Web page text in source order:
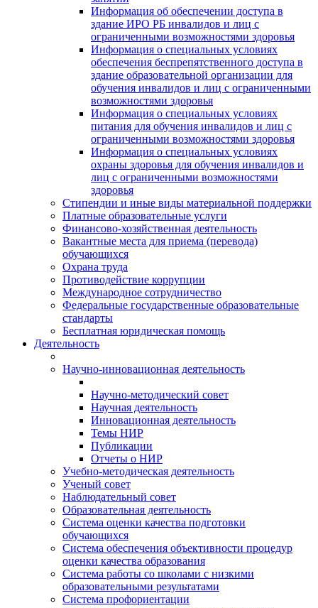
Информация об обеспечении доступа в
здание ИРО РБ инвалидов и лиц с
ограниченными возможностями здоровья
Информация о специальных условиях
обеспечения беспрепятственного доступа в
здание образовательной организации для
обучения инвалидов и лиц с ограниченными
возможностями здоровья
Информация о специальных условиях
питания для обучения инвалидов и лиц с
ограниченными возможностями здоровья
Информация о специальных условиях
охраны здоровья для обучения инвалидов и
лиц с ограниченными возможностями
здоровья
Стипендии и иные виды материальной поддержки
Платные образовательные услуги
Финансово-хозяйственная деятельность
Вакантные места для приема (перевода)
обучающихся
Охрана труда
Противодействие коррупции
Международное сотрудничество
Федеральные государственные образовательные
стандарты
Бесплатная юридическая помощь
Деятельность
Научно-инновационная деятельность
Научно-методический совет
Научная деятельность
Инновационная деятельность
Темы НИР
Публикации
Отчеты о НИР
Учебно-методическая деятельность
Ученый совет
Наблюдательный совет
Образовательная деятельность
Система оценки качества подготовки
обучающихся
Система обеспечения объективности процедур
оценки качества образования
Система работы со школами с низкими
образовательными результатами
Система профориентации